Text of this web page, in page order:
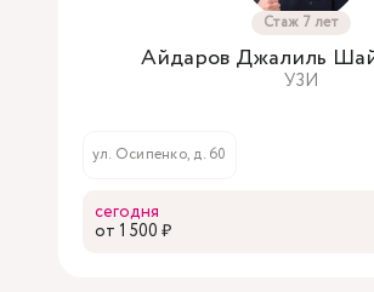
Стаж 7 лет
Айдаров Джалиль
УЗИ
ул. Осипенко, д. 60
сегодня
oт 1 500 ₽